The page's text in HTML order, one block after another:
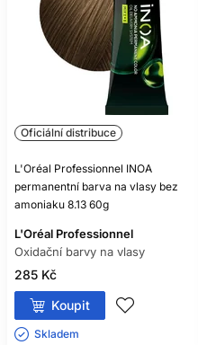
Oficiální distribuce
L'Oréal Professionnel INOA
permanentní barva na vlasy bez
amoniaku 8.13 60g
L'Oréal Professionnel
Oxidační barvy na vlasy
285 Kč
Koupit
Skladem ㅤ